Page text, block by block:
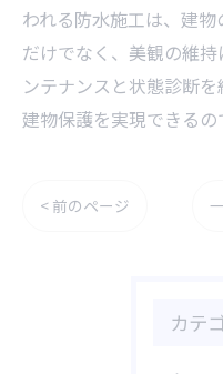
われる防水施工は、建
だけでなく、美観の維
ンテナンスと状態診断
建物保護を実現できるの
< 前のページ
カテ